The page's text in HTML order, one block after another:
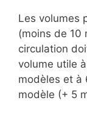
Les volumes
(moins de 10
circulation
volume utile
modèles et à
modèle (+ 5